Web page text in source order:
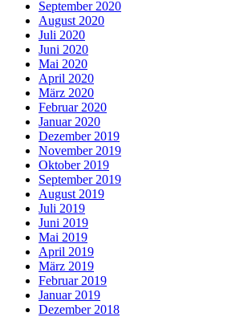
September 2020
August 2020
Juli 2020
Juni 2020
Mai 2020
April 2020
März 2020
Februar 2020
Januar 2020
Dezember 2019
November 2019
Oktober 2019
September 2019
August 2019
Juli 2019
Juni 2019
Mai 2019
April 2019
März 2019
Februar 2019
Januar 2019
Dezember 2018